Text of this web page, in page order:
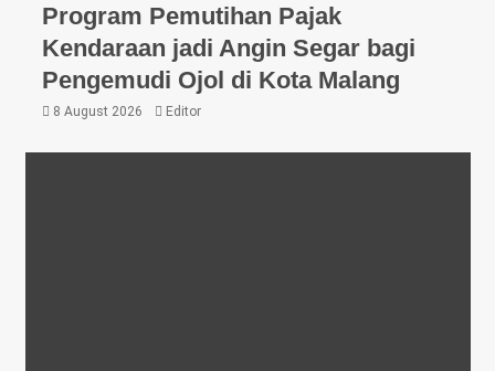
Program Pemutihan Pajak
Kendaraan jadi Angin Segar bagi
Pengemudi Ojol di Kota Malang
8 August 2026 Editor